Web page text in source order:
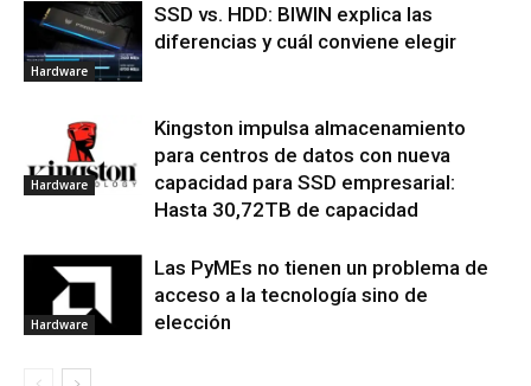
Hardware
SSD vs. HDD: BIWIN explica las
diferencias y cuál conviene elegir
Hardware
Kingston impulsa almacenamiento
para centros de datos con nueva
capacidad para SSD empresarial:
Hasta 30,72TB de capacidad
Hardware
Las PyMEs no tienen un problema de
acceso a la tecnología sino de
elección